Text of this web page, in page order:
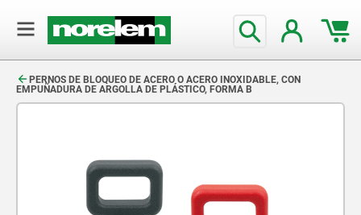
PERNOS DE BLOQUEO DE ACERO O ACERO INOXIDABLE, CON
EMPUÑADURA DE ARGOLLA DE PLÁSTICO, FORMA B